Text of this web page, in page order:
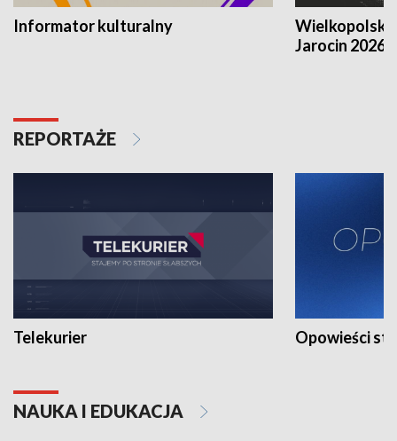
Informator kulturalny
Jarocin 2026
REPORTAŻE
Telekurier Opowieści
NAUKA I EDUKACJA